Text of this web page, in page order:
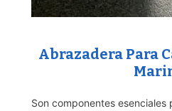
Abrazadera Para
Son componentes